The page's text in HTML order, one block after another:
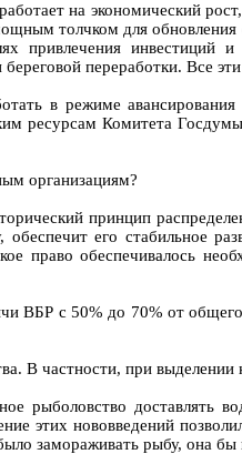
на экономический
толчком для
привлечения
переработки. Все
в режиме
ресурсам Комитета
организациям?
принцип
обеспечит его стабильное
право обеспечивалось
ВБР с 50% до 70% от
В частности, при
рыболовство
этих нововведений
замораживать рыбу, она бы